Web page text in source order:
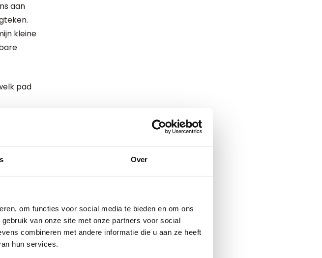
Over
om functies voor social media te bieden en om ons
van onze site met onze partners voor social
combineren met andere informatie die u aan ze heeft
hun services.
aan
kleine
pad
de
wat
die
blik